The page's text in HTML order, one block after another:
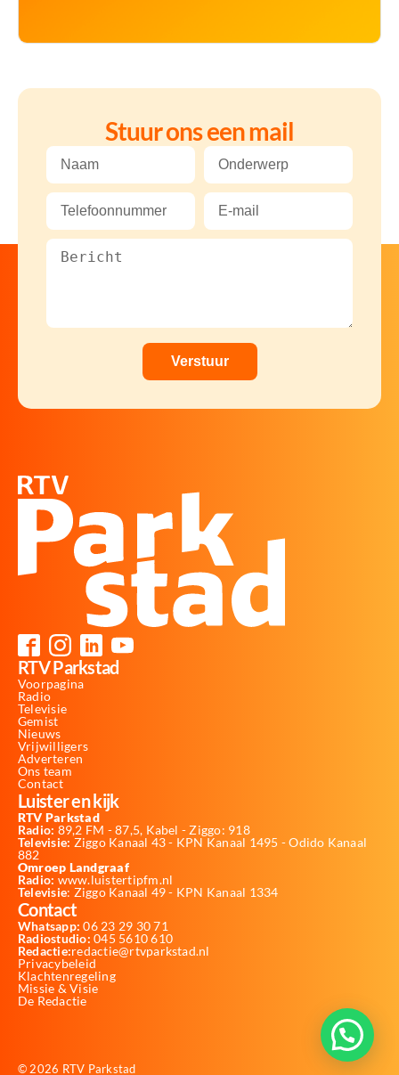
Stuur ons een mail
RTV Parkstad
Voorpagina
Radio
Televisie
Gemist
Nieuws
Vrijwilligers
Adverteren
Ons team
Contact
Luister en kijk
RTV Parkstad
Radio: 89,2 FM - 87,5, Kabel - Ziggo: 918
Televisie: Ziggo Kanaal 43 - KPN Kanaal 1495 - Odido Kanaal
882
Omroep Landgraaf
Radio: www.luistertipfm.nl
Televisie: Ziggo Kanaal 49 - KPN Kanaal 1334
Contact
Whatsapp: 06 23 29 30 71
Radiostudio: 045 5610 610
Redactie:redactie@rtvparkstad.nl
Privacybeleid
Klachtenregeling
Missie & Visie
De Redactie
© 2026 RTV Parkstad